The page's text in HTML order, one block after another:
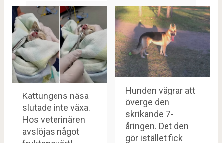
Kattungens näsa
slutade inte växa.
Hos veterinären
avslöjas något
Hunden vägrar att
överge den
skrikande 7-
åringen. Det den
gör istället fick